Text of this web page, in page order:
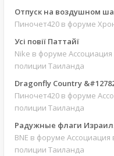
Отпуск на воздушном
Пиночет420 в форуме
Усі повії Паттайї
Nike в форуме
полиции Таиланда
Dragonfly Country
Пиночет420 в форуме
полиции Таиланда
Радужные флаги
BNE в форуме Ассоциация
полиции Таиланда